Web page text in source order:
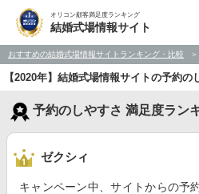
オリコン顧客満足度ランキング
結婚式場情報サイト
おすすめの結婚式場情報サイトランキング・比較
【2020年】結婚式場情報サイトの予約
予約のしやすさ 満足度ラン
ゼクシィ
キャンペーン中、サイトからの予